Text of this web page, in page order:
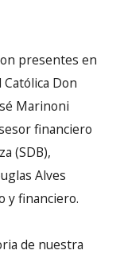
presentes en
Don
Marinoni
financiero
(SDB),
Alves
y financiero.
de nuestra